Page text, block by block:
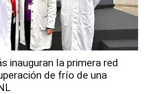
inauguran la primera red
de frío de una